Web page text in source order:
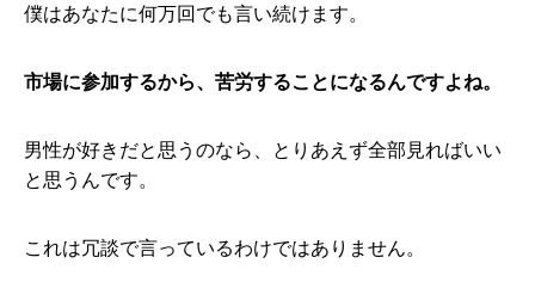
僕はあなたに何万回でも言い続けます。
市場に参加するから、苦労することになるんですよね。
男性が好きだと思うのなら、とりあえず全部見ればいい
と思うんです。
これは冗談で言っているわけではありません。